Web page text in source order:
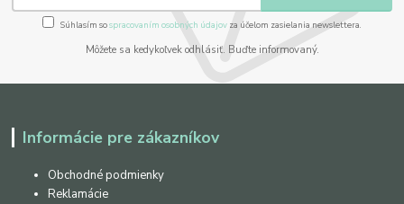
Súhlasím sospracovaním osobných údajov za účelom zasielania newslettera.
Môžete sa kedykoľvek odhlásiť. Buďte informovaný.
Informácie pre zákazníkov
Obchodné podmienky
Reklamácie